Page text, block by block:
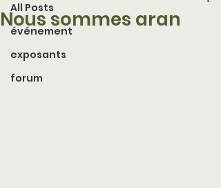
All Posts
événement
exposants
forum
Nous sommes aran